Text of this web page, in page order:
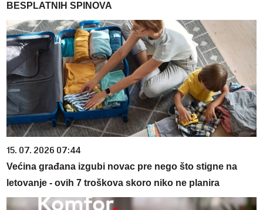
BESPLATNIH SPINOVA
15. 07. 2026 07:44
Većina građana izgubi novac pre nego što stigne na
letovanje - ovih 7 troškova skoro niko ne planira